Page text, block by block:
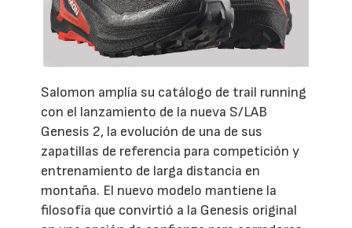
Salomon amplía su catálogo de trail running
con el lanzamiento de la nueva S/LAB
Genesis 2, la evolución de una de sus
zapatillas de referencia para competición y
entrenamiento de larga distancia en
montaña. El nuevo modelo mantiene la
filosofía que convirtió a la Genesis original